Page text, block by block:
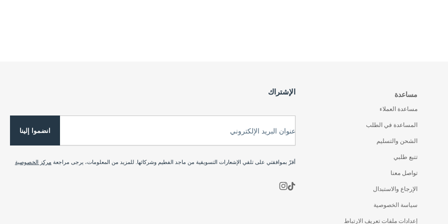
مساعدة
مساعدة العملاء
المساعدة في الطلب
الشحن والتسليم
تتبع طلبي
تواصل معنا
الإرجاع والاستبدال
سياسة الخصوصية
إعدادات ملفات تعريف الارتباط
الإشتراك
عنوان البريد الإلكتروني انضموا إلينا
أقرّ بموافقتي على تلقي الإشعارات التسويقية من ماجد الفطيم وشركائها. للمزيد من المعلومات، يرجى مراجعة مركز الخصوصية